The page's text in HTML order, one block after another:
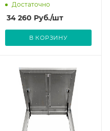
Достаточно
34 260 Руб./шт
В КОРЗИНУ